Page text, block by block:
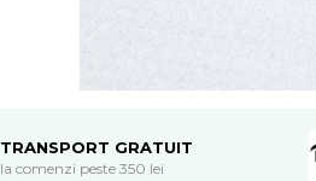
TRANSPORT GRATUIT
la comenzi peste 350 lei